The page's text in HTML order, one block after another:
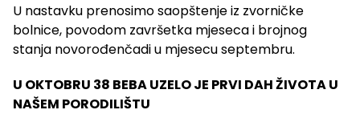
U nastavku prenosimo saopštenje iz zvorničke
bolnice, povodom završetka mjeseca i brojnog
stanja novorođenčadi u mjesecu septembru.
U OKTOBRU 38 BEBA UZELO JE PRVI DAH ŽIVOTA U
NAŠEM PORODILIŠTU